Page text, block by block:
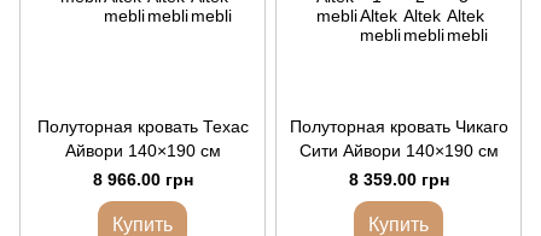
Полуторная кровать Техас
Айвори 140×190 см
8 966.00 грн
Купить
Полуторная кровать Чикаго
Сити Айвори 140×190 см
8 359.00 грн
Купить